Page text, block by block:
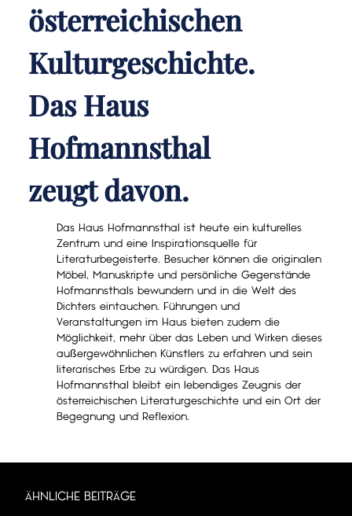
österreichischen
Kulturgeschichte.
Das Haus
Hofmannsthal
zeugt davon.
Das Haus Hofmannsthal ist heute ein kulturelles
Zentrum und eine Inspirationsquelle für
Literaturbegeisterte. Besucher können die originalen
Möbel, Manuskripte und persönliche Gegenstände
Hofmannsthals bewundern und in die Welt des
Dichters eintauchen. Führungen und
Veranstaltungen im Haus bieten zudem die
Möglichkeit, mehr über das Leben und Wirken dieses
außergewöhnlichen Künstlers zu erfahren und sein
literarisches Erbe zu würdigen. Das Haus
Hofmannsthal bleibt ein lebendiges Zeugnis der
österreichischen Literaturgeschichte und ein Ort der
Begegnung und Reflexion.
ÄHNLICHE BEITRÄGE